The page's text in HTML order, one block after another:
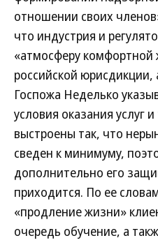
отношении своих
что индустрия и
«атмосферу комфортной
российской юрисдикции,
Госпожа Неделько
условия оказания услуг
выстроены так, что
сведен к минимуму,
дополнительно его
приходится. По ее
«продление жизни»
очередь обучение, а